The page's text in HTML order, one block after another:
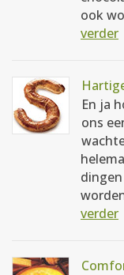
ook
verder
En ja
ons
verder